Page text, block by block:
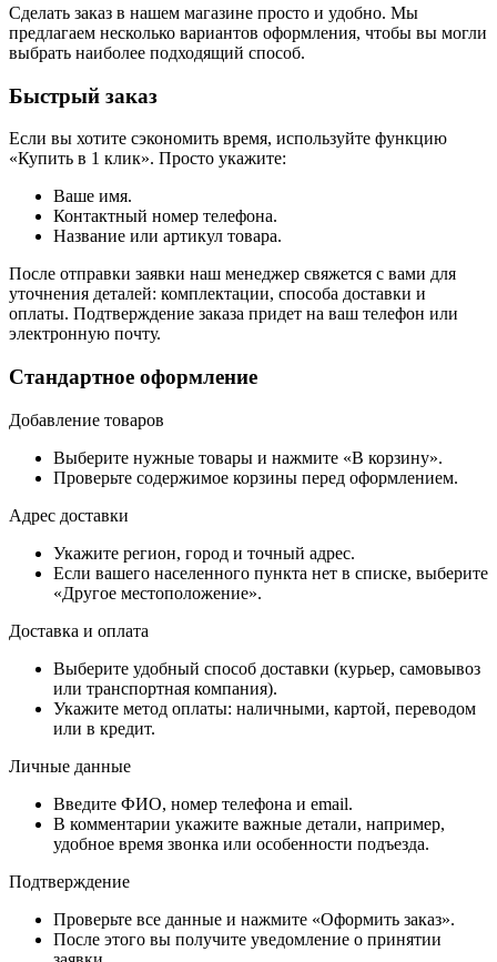
Сделать заказ в нашем магазине просто и удобно. Мы
предлагаем несколько вариантов оформления, чтобы вы могли
выбрать наиболее подходящий способ.
Быстрый заказ
Если вы хотите сэкономить время, используйте функцию
«Купить в 1 клик». Просто укажите:
Ваше имя.
Контактный номер телефона.
Название или артикул товара.
После отправки заявки наш менеджер свяжется с вами для
уточнения деталей: комплектации, способа доставки и
оплаты. Подтверждение заказа придет на ваш телефон или
электронную почту.
Стандартное оформление
Добавление товаров
Выберите нужные товары и нажмите «В корзину».
Проверьте содержимое корзины перед оформлением.
Адрес доставки
Укажите регион, город и точный адрес.
Если вашего населенного пункта нет в списке, выберите
«Другое местоположение».
Доставка и оплата
Выберите удобный способ доставки (курьер, самовывоз
или транспортная компания).
Укажите метод оплаты: наличными, картой, переводом
или в кредит.
Личные данные
Введите ФИО, номер телефона и email.
В комментарии укажите важные детали, например,
удобное время звонка или особенности подъезда.
Подтверждение
Проверьте все данные и нажмите «Оформить заказ».
После этого вы получите уведомление о принятии